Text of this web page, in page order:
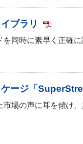
ブラリ
同時に素早く正確
ージ「
市場の声に耳を傾け